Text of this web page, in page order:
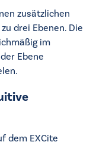
zusätzlichen
drei Ebenen. Die
im
Ebene
dem EXCite